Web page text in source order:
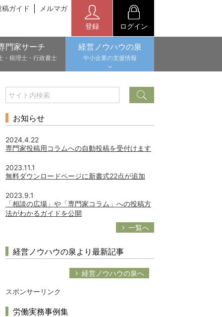
稿ガイド メルマガ
登録 ログイン
門家サーチ
・税理士・行政書士
経営ノウハウの泉
中小企業の支援情報
お知らせ
2024.4.22
専門家投稿用コラムへの自動投稿を受付けます
2023.11.1
無料ダウンロードページに新書式22点が追加
2023.9.1
「相談の広場」や「専門家コラム」への投稿方
法がわかるガイドを公開
一覧へ
経営ノウハウの泉より最新記事
経営ノウハウの泉へ
スポンサーリンク
労働実務事例集